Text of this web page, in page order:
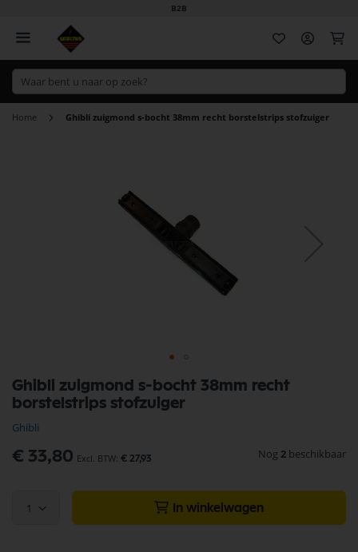
B2B
Home Ghibli zuigmond s-bocht 38mm recht borstelstrips stofzuiger
Ghibli zuigmond s-bocht 38mm recht
borstelstrips stofzuiger
Ghibli
€ 33,80 € 27,93 Nog 2 beschikbaar
1 In winkelwagen
naar
het
van
de
afbeeldingen-